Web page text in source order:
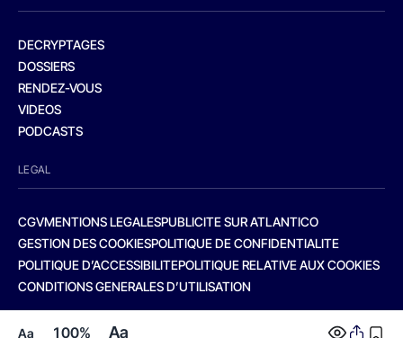
Aa 100% Aa
DECRYPTAGES
DOSSIERS
RENDEZ-VOUS
VIDEOS
PODCASTS
LEGAL
CGVMENTIONS LEGALESPUBLICITE SUR ATLANTICO
GESTION DES COOKIESPOLITIQUE DE CONFIDENTIALITE
POLITIQUE D’ACCESSIBILITEPOLITIQUE RELATIVE AUX COOKIES
CONDITIONS GENERALES D’UTILISATION